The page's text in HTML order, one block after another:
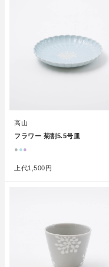
高山
フラワー 菊割5.5号皿
● ●●
上代1,500円